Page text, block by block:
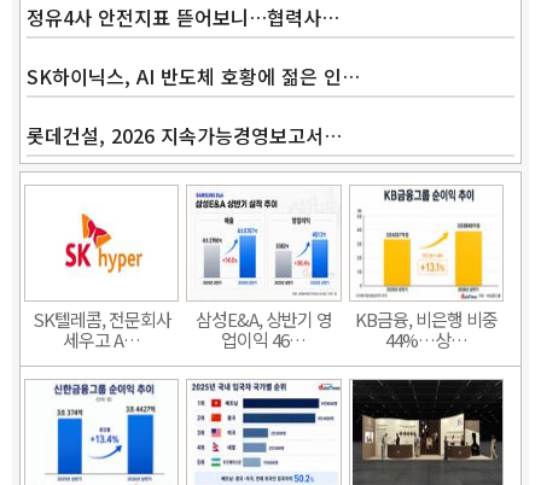
정유4사 안전지표 뜯어보니…협력사…
SK하이닉스, AI 반도체 호황에 젊은 인…
롯데건설, 2026 지속가능경영보고서…
SK텔레콤, 전문회사
세우고 A…
삼성E&A, 상반기 영
업이익 46…
KB금융, 비은행 비중
44%…상…